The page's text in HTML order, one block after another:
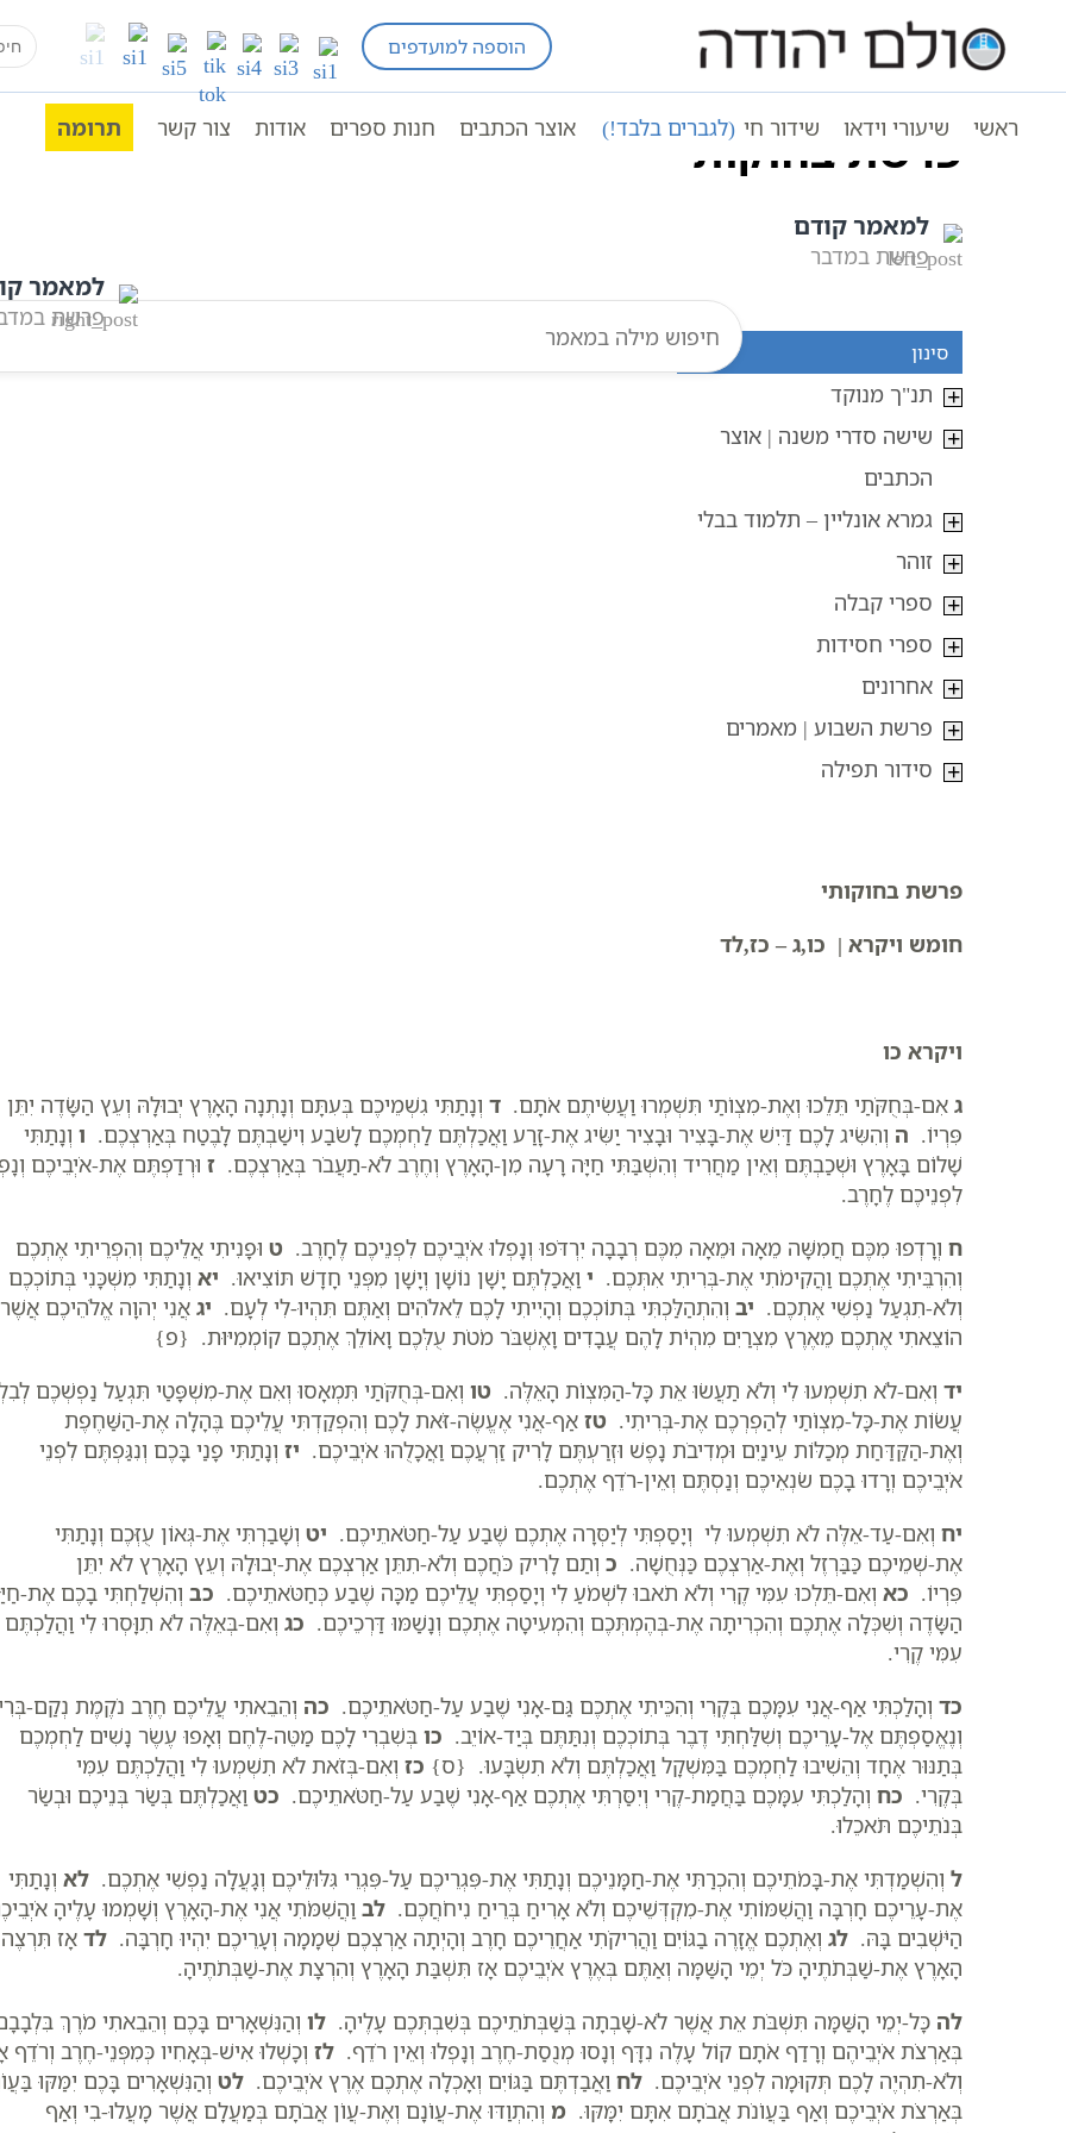
הוספה למועדפים for:
ראשי שיעורי וידאו שידור חי (לגברים בלבד!) אוצר הכתבים חנות ספרים אודות צור קשר תרומה
עמוד ראשי אוצר הכתבים חומש ויקרא פרשת בחוקותי תורה תנ"ך מנוקד
פרשת בחוקותי
למאמר קודם
פרשת במדבר
פרשת בחוקותי
חומש ויקרא | כו,ג – כז,לד
ויקרא כו
ג אִם-בְּחֻקֹּתַי תֵּלֵכוּ וְאֶת-מִצְו‍ֹתַי תִּשְׁמְרוּ וַעֲשִׂיתֶם אֹתָם. ד וְנָתַתִּי גִשְׁמֵיכֶם בְּעִתָּם וְנָתְנָה הָאָרֶץ יְבוּלָהּ וְעֵץ הַשָּׂדֶה יִתֵּן
פִּרְיוֹ. ה וְהִשִּׂיג לָכֶם דַּיִשׁ אֶת-בָּצִיר וּבָצִיר יַשִּׂיג אֶת-זָרַע וַאֲכַלְתֶּם לַחְמְכֶם לָשֹׂבַע וִישַׁבְתֶּם לָבֶטַח בְּאַרְצְכֶם. ו וְנָתַתִּי
שָׁלוֹם בָּאָרֶץ וּשְׁכַבְתֶּם וְאֵין מַחֲרִיד וְהִשְׁבַּתִּי חַיָּה רָעָה מִן-הָאָרֶץ וְחֶרֶב לֹא-תַעֲבֹר בְּאַרְצְכֶם. ז וּרְדַפְתֶּם אֶת-אֹיְבֵיכֶם
לִפְנֵיכֶם לֶחָרֶב.
ח וְרָדְפוּ מִכֶּם חֲמִשָּׁה מֵאָה וּמֵאָה מִכֶּם רְבָבָה יִרְדֹּפוּ וְנָפְלוּ אֹיְבֵיכֶם לִפְנֵיכֶם לֶחָרֶב. ט וּפָנִיתִי אֲלֵיכֶם וְהִפְרֵיתִי אֶתְכֶם
וְהִרְבֵּיתִי אֶתְכֶם וַהֲקִימֹתִי אֶת-בְּרִיתִי אִתְּכֶם. י וַאֲכַלְתֶּם יָשָׁן נוֹשָׁן וְיָשָׁן מִפְּנֵי חָדָשׁ תּוֹצִיאוּ. יא וְנָתַתִּי מִשְׁכָּנִי בְּתוֹכְכֶם
וְלֹא-תִגְעַל נַפְשִׁי אֶתְכֶם. יב וְהִתְהַלַּכְתִּי בְּתוֹכְכֶם וְהָיִיתִי לָכֶם לֵאלֹהִים וְאַתֶּם תִּהְיוּ-לִי לְעָם. יג אֲנִי יְהוָה אֱלֹהֵיכֶם אֲשֶׁר
הוֹצֵאתִי אֶתְכֶם מֵאֶרֶץ מִצְרַיִם מִהְיֹת לָהֶם עֲבָדִים וָאֶשְׁבֹּר מֹטֹת עֻלְּכֶם וָאוֹלֵךְ אֶתְכֶם קוֹמְמִיּוּת. {פ}
יד וְאִם-לֹא תִשְׁמְעוּ לִי וְלֹא תַעֲשׂוּ אֵת כָּל-הַמִּצְו‍ֹת הָאֵלֶּה. טו וְאִם-בְּחֻקֹּתַי תִּמְאָסוּ וְאִם אֶת-מִשְׁפָּטַי תִּגְעַל נַפְשְׁכֶם
עֲשׂוֹת אֶת-כָּל-מִצְו‍ֹתַי לְהַפְרְכֶם אֶת-בְּרִיתִי. טז אַף-אֲנִי אֶעֱשֶׂה-זֹּאת לָכֶם וְהִפְקַדְתִּי עֲלֵיכֶם בֶּהָלָה אֶת-הַשַּׁחֶפֶת
וְאֶת-הַקַּדַּחַת מְכַלּוֹת עֵינַיִם וּמְדִיבֹת נָפֶשׁ וּזְרַעְתֶּם לָרִיק זַרְעֲכֶם וַאֲכָלֻהוּ אֹיְבֵיכֶם. יז וְנָתַתִּי פָנַי בָּכֶם וְנִגַּפְתֶּם לִפְנֵי
אֹיְבֵיכֶם וְרָדוּ בָכֶם שֹׂנְאֵיכֶם וְנַסְתֶּם וְאֵין-רֹדֵף אֶתְכֶם.
יח וְאִם-עַד-אֵלֶּה לֹא תִשְׁמְעוּ לִי וְיָסַפְתִּי לְיַסְּרָה אֶתְכֶם שֶׁבַע עַל-חַטֹּאתֵיכֶם. יט וְשָׁבַרְתִּי אֶת-גְּאוֹן עֻזְּכֶם וְנָתַתִּי
אֶת-שְׁמֵיכֶם כַּבַּרְזֶל וְאֶת-אַרְצְכֶם כַּנְּחֻשָׁה. כ וְתַם לָרִיק כֹּחֲכֶם וְלֹא-תִתֵּן אַרְצְכֶם אֶת-יְבוּלָהּ וְעֵץ הָאָרֶץ לֹא יִתֵּן
פִּרְיוֹ. כא וְאִם-תֵּלְכוּ עִמִּי קֶרִי וְלֹא תֹאבוּ לִשְׁמֹעַ לִי וְיָסַפְתִּי עֲלֵיכֶם מַכָּה שֶׁבַע כְּחַטֹּאתֵיכֶם. כב וְהִשְׁלַחְתִּי בָכֶם אֶת-
הַשָּׂדֶה וְשִׁכְּלָה אֶתְכֶם וְהִכְרִיתָה אֶת-בְּהֶמְתְּכֶם וְהִמְעִיטָה אֶתְכֶם וְנָשַׁמּוּ דַּרְכֵיכֶם. כג וְאִם-בְּאֵלֶּה לֹא תִוָּסְרוּ לִי וַהֲלַכְתֶּם
עִמִּי קֶרִי.
כד וְהָלַכְתִּי אַף-אֲנִי עִמָּכֶם בְּקֶרִי וְהִכֵּיתִי אֶתְכֶם גַּם-אָנִי שֶׁבַע עַל-חַטֹּאתֵיכֶם. כה וְהֵבֵאתִי עֲלֵיכֶם חֶרֶב נֹקֶמֶת נְקַם-
וְנֶאֱסַפְתֶּם אֶל-עָרֵיכֶם וְשִׁלַּחְתִּי דֶבֶר בְּתוֹכְכֶם וְנִתַּתֶּם בְּיַד-אוֹיֵב. כו בְּשִׁבְרִי לָכֶם מַטֵּה-לֶחֶם וְאָפוּ עֶשֶׂר נָשִׁים לַחְמְכֶם
בְּתַנּוּר אֶחָד וְהֵשִׁיבוּ לַחְמְכֶם בַּמִּשְׁקָל וַאֲכַלְתֶּם וְלֹא תִשְׂבָּעוּ. {ס} כז וְאִם-בְּזֹאת לֹא תִשְׁמְעוּ לִי וַהֲלַכְתֶּם עִמִּי
בְּקֶרִי. כח וְהָלַכְתִּי עִמָּכֶם בַּחֲמַת-קֶרִי וְיִסַּרְתִּי אֶתְכֶם אַף-אָנִי שֶׁבַע עַל-חַטֹּאתֵיכֶם. כט וַאֲכַלְתֶּם בְּשַׂר בְּנֵיכֶם וּבְשַׂר
בְּנֹתֵיכֶם תֹּאכֵלוּ.
ל וְהִשְׁמַדְתִּי אֶת-בָּמֹתֵיכֶם וְהִכְרַתִּי אֶת-חַמָּנֵיכֶם וְנָתַתִּי אֶת-פִּגְרֵיכֶם עַל-פִּגְרֵי גִּלּוּלֵיכֶם וְגָעֲלָה נַפְשִׁי אֶתְכֶם. לא וְנָתַתִּי
אֶת-עָרֵיכֶם חָרְבָּה וַהֲשִׁמּוֹתִי אֶת-מִקְדְּשֵׁיכֶם וְלֹא אָרִיחַ בְּרֵיחַ נִיחֹחֲכֶם. לב וַהֲשִׁמֹּתִי אֲנִי אֶת-הָאָרֶץ וְשָׁמְמוּ עָלֶיהָ
הַיֹּשְׁבִים בָּהּ. לג וְאֶתְכֶם אֱזָרֶה בַגּוֹיִם וַהֲרִיקֹתִי אַחֲרֵיכֶם חָרֶב וְהָיְתָה אַרְצְכֶם שְׁמָמָה וְעָרֵיכֶם יִהְיוּ חָרְבָּה. לד אָז תִּרְצֶה
הָאָרֶץ אֶת-שַׁבְּתֹתֶיהָ כֹּל יְמֵי הָשַּׁמָּה וְאַתֶּם בְּאֶרֶץ אֹיְבֵיכֶם אָז תִּשְׁבַּת הָאָרֶץ וְהִרְצָת אֶת-שַׁבְּתֹתֶיהָ.
לה כָּל-יְמֵי הָשַּׁמָּה תִּשְׁבֹּת אֵת אֲשֶׁר לֹא-שָׁבְתָה בְּשַׁבְּתֹתֵיכֶם בְּשִׁבְתְּכֶם עָלֶיהָ. לו וְהַנִּשְׁאָרִים בָּכֶם וְהֵבֵאתִי מֹרֶךְ
בְּאַרְצֹת אֹיְבֵיהֶם וְרָדַף אֹתָם קוֹל עָלֶה נִדָּף וְנָסוּ מְנֻסַת-חֶרֶב וְנָפְלוּ וְאֵין רֹדֵף. לז וְכָשְׁלוּ אִישׁ-בְּאָחִיו כְּמִפְּנֵי-חֶרֶב וְרֹדֵף
וְלֹא-תִהְיֶה לָכֶם תְּקוּמָה לִפְנֵי אֹיְבֵיכֶם. לח וַאֲבַדְתֶּם בַּגּוֹיִם וְאָכְלָה אֶתְכֶם אֶרֶץ אֹיְבֵיכֶם. לט וְהַנִּשְׁאָרִים בָּכֶם יִמַּקּוּ
בְּאַרְצֹת אֹיְבֵיכֶם וְאַף בַּעֲו‍ֹנֹת אֲבֹתָם אִתָּם יִמָּקּוּ. מ וְהִתְוַדּוּ אֶת-עֲו‍ֹנָם וְאֶת-עֲו‍ֹן אֲבֹתָם בְּמַעֲלָם אֲשֶׁר מָעֲלוּ-בִי וְאַף
סינון
תנ"ך מנוקד
שישה סדרי משנה | אוצר
הכתבים
גמרא אונליין – תלמוד בבלי
זוהר
ספרי קבלה
ספרי חסידות
אחרונים
פרשת השבוע | מאמרים
סידור תפילה
למאמר
פרשת